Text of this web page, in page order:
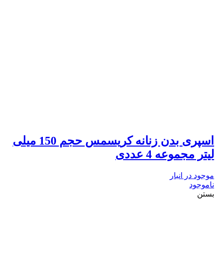
اسپری بدن زنانه کریسمس حجم 150 میلی
لیتر مجموعه 4 عددی
موجود در انبار
ناموجود
بستن